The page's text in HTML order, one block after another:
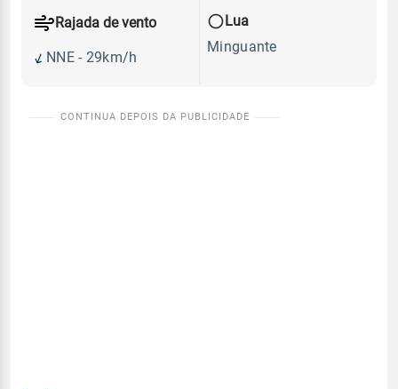
Rajada de vento
NNE - 29km/h
Lua
Minguante